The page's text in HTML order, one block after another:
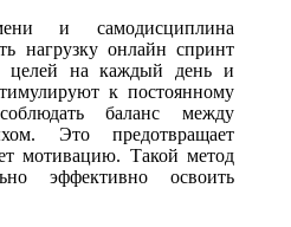
и самодисциплина
нагрузку онлайн спринт
целей на каждый день и
к постоянному
баланс между
Это предотвращает
мотивацию. Такой метод
эффективно освоить